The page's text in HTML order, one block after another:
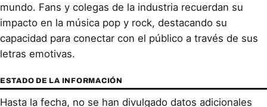
mundo. Fans y colegas de la industria recuerdan su
impacto en la música pop y rock, destacando su
capacidad para conectar con el público a través de sus
letras emotivas.
ESTADO DE LA INFORMACIÓN
Hasta la fecha, no se han divulgado datos adicionales